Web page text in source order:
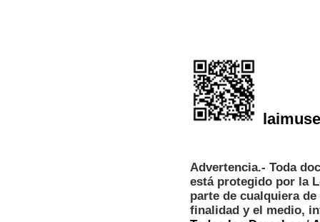
lai
Advertencia.- Toda
está protegido por la
parte de cualquiera
finalidad y el medio,